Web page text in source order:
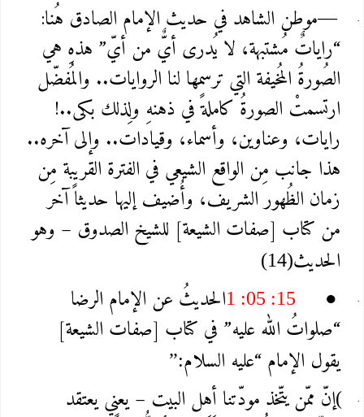
—موطن الشاهد في حديث الإمام الصادق هُنا:
“راياتٌ مُشتبهة، لا يُدرى أيٌّ من أيّ” هذهِ هي
الصُورةُ المُخيفة التي ترسمها لنا الروايات.. والمُفضّل
ارتسمتْ الصورةُ كاملةً في ذهنهِ ولِذلك بكى..!
رايات، وعناوين، وأسماء، وقيادات.. وإلى آخره..
هذا جانب مِن الواقع الشيعي في الفترة القريبة مِن
زمان الظُهور الشريف، وأُضيف إليها حديثاً آخر
من كتاب [صفات الشيعة] للشيخ الصدوق – وهو
الحديث(14)
●
1 :05 :15الحديثُ عن الإمام الرضا
“صلواتُ الله عليه” في كتاب [صفات الشيعة]
يقول الإمام “عليه السلام”:
(إنّ ممّن يتّخذ مودّتنا أهل البيت – يعني يعتقد